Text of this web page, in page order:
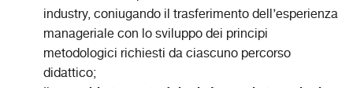
industry, coniugando il trasferimento dell’esperienza
manageriale con lo sviluppo dei principi
metodologici richiesti da ciascuno percorso
didattico;